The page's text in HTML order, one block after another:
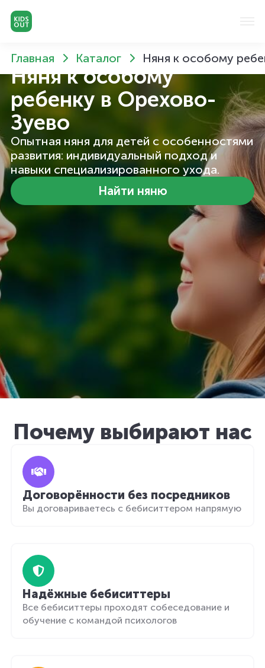
Главная Каталог Няня к особому
Няня к особому
ребенку в Орехово-
Зуево
Опытная няня для детей с особенностями
развития: индивидуальный подход и
навыки специализированного ухода.
Найти няню
Почему выбирают нас
Договорённости без посредников
Вы договариваетесь с бебиситтером напрямую
Надёжные бебиситтеры
Все бебиситтеры проходят собеседование и
обучение с командой психологов